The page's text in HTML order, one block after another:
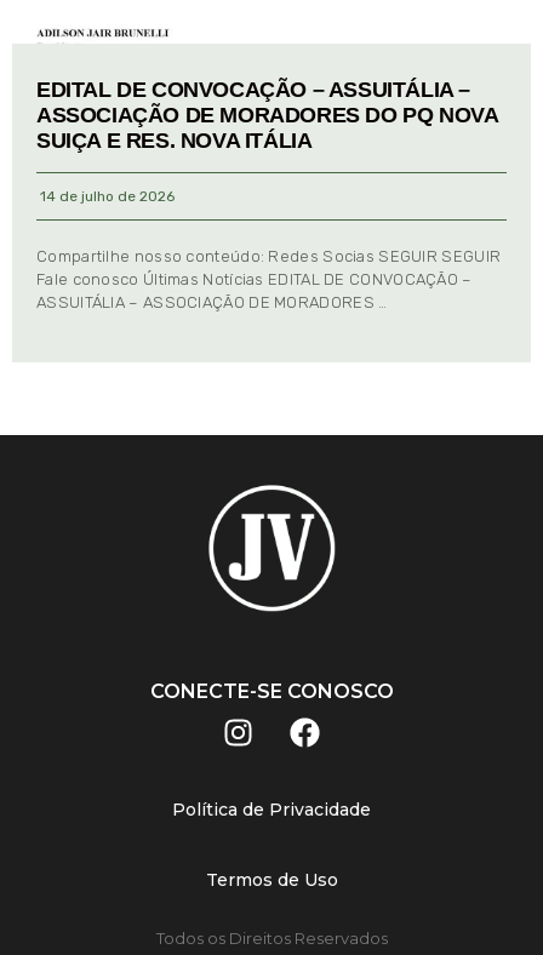
EDITAL DE CONVOCAÇÃO – ASSUITÁLIA –
ASSOCIAÇÃO DE MORADORES DO PQ NOVA
SUIÇA E RES. NOVA ITÁLIA
14 de julho de 2026
Compartilhe nosso conteúdo: Redes Socias SEGUIR SEGUIR
Fale conosco Últimas Notícias EDITAL DE CONVOCAÇÃO –
ASSUITÁLIA – ASSOCIAÇÃO DE MORADORES …
CONECTE-SE CONOSCO
Política de Privacidade
Termos de Uso
Todos os Direitos Reservados